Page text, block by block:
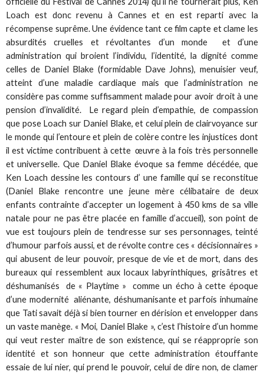
Loach est donc revenu à Cannes et en est reparti avec la
récompense suprême. Une évidence tant ce film capte et clame les
absurdités cruelles et révoltantes d’un monde et d’une
administration qui broient l’individu, l’identité, la dignité comme
celles de Daniel Blake (formidable Dave Johns), menuisier veuf,
atteint d’une maladie cardiaque mais que l’administration ne
considère pas comme suffisamment malade pour avoir droit à une
pension d’invalidité. Le regard plein d’empathie, de compassion
que pose Loach sur Daniel Blake, et celui plein de clairvoyance sur
le monde qui l’entoure et plein de colère contre les injustices dont
il est victime contribuent à cette œuvre à la fois très personnelle
et universelle. Que Daniel Blake évoque sa femme décédée, que
Ken Loach dessine les contours d’ une famille qui se reconstitue
(Daniel Blake rencontre une jeune mère célibataire de deux
enfants contrainte d’accepter un logement à 450 kms de sa ville
natale pour ne pas être placée en famille d’accueil), son point de
vue est toujours plein de tendresse sur ses personnages, teinté
d’humour parfois aussi, et de révolte contre ces « décisionnaires »
qui abusent de leur pouvoir, presque de vie et de mort, dans des
bureaux qui ressemblent aux locaux labyrinthiques, grisâtres et
déshumanisés de « Playtime » comme un écho à cette époque
d’une modernité aliénante, déshumanisante et parfois inhumaine
que Tati savait déjà si bien tourner en dérision et envelopper dans
un vaste manège. « Moi, Daniel Blake », c’est l’histoire d’un homme
qui veut rester maître de son existence, qui se réapproprie son
identité et son honneur que cette administration étouffante
essaie de lui nier, qui prend le pouvoir, celui de dire non, de clamer